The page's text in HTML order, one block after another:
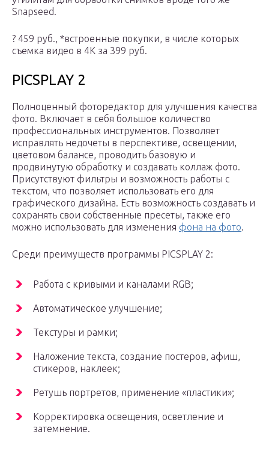
Snapseed.
? 459 руб., *встроенные покупки, в числе которых
съемка видео в 4K за 399 руб.
PICSPLAY 2
Полноценный фоторедактор для улучшения качества
фото. Включает в себя большое количество
профессиональных инструментов. Позволяет
исправлять недочеты в перспективе, освещении,
цветовом балансе, проводить базовую и
продвинутую обработку и создавать коллаж фото.
Присутствуют фильтры и возможность работы с
текстом, что позволяет использовать его для
графического дизайна. Есть возможность создавать и
сохранять свои собственные пресеты, также его
можно использовать для изменения фона на фото.
Среди преимуществ программы PICSPLAY 2:
Работа с кривыми и каналами RGB;
Автоматическое улучшение;
Текстуры и рамки;
Наложение текста, создание постеров, афиш,
стикеров, наклеек;
Ретушь портретов, применение «пластики»;
Корректировка освещения, осветление и
затемнение.